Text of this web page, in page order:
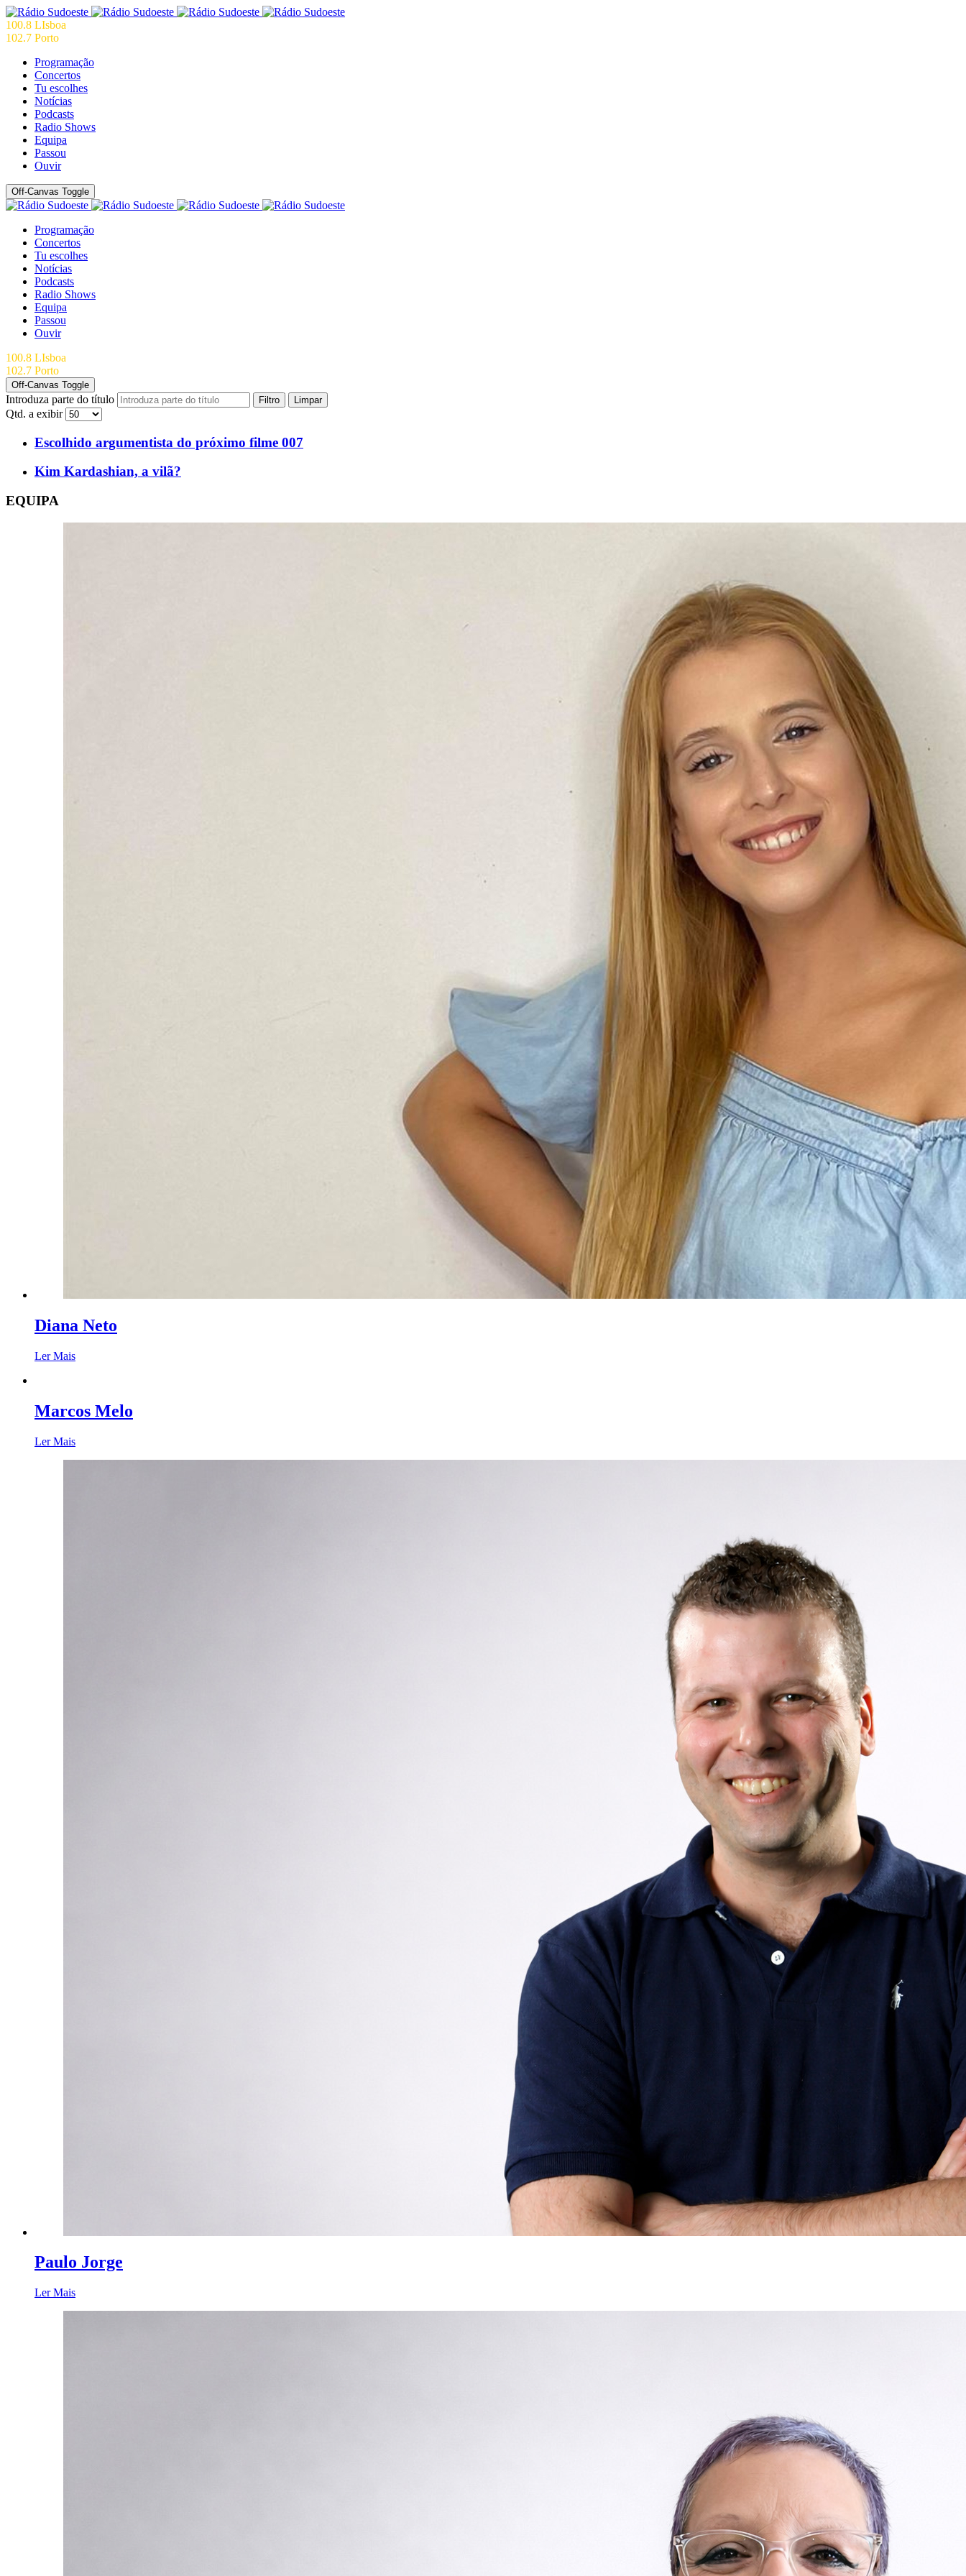
100.8 LIsboa
102.7 Porto
Programação
Concertos
Tu escolhes
Notícias
Podcasts
Radio Shows
Equipa
Passou
Ouvir
Off-Canvas Toggle
Programação
Concertos
Tu escolhes
Notícias
Podcasts
Radio Shows
Equipa
Passou
Ouvir
100.8 LIsboa
102.7 Porto
Off-Canvas Toggle
Introduza parte do título Filtro Limpar
Qtd. a exibir
Escolhido argumentista do próximo filme 007
Kim Kardashian, a vilã?
EQUIPA
Diana Neto
Ler Mais
Marcos Melo
Ler Mais
Paulo Jorge
Ler Mais